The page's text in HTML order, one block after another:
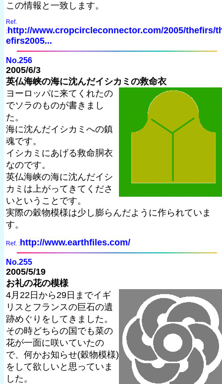
この情報と一致します。
Ref.
: http://www.cropcircleconnector.com/2005/thefirs/
efirs2005...
No.256
2005/6/3
英仏海峡の海に沈んだイシカミの救命衣
ヨーロッパに来てくれたの
でソラのものが書きまし
た。
海に沈んだイシカミへの鎮
魂です。
イシカミにあげる救命胴衣
なのです。
英仏海峡の海に沈んだイシ
カミは上がってきてくださ
いということです。
実際の穀物模様は少し膨らんだように作られていま
す。
Ref. : http://www.earthfiles.com/
No.255
2005/5/19
お礼の花の模様
4月22日から29日までイギ
リスとフランスの巨石の遺
跡めぐりをしてきました。
その時どちらの国でも菜の
花が一面に咲いていたの
で、何かお知らせ(穀物模様)
をして欲しいと思っていま
した。